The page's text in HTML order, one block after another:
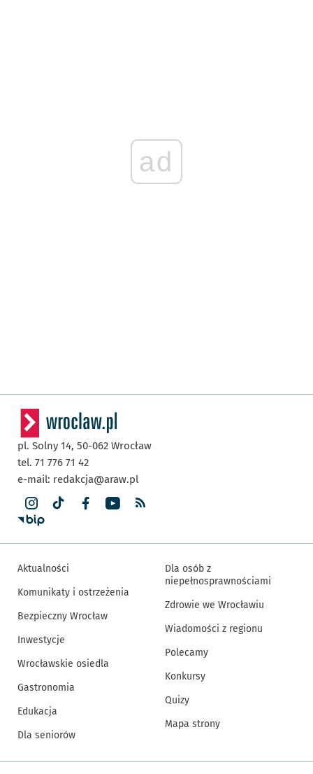
ad
pl. Solny 14, 50-062 Wrocław
tel. 71 776 71 42
e-mail: redakcja@araw.pl
Aktualności
Komunikaty i ostrzeżenia
Bezpieczny Wrocław
Inwestycje
Wrocławskie osiedla
Gastronomia
Edukacja
Dla seniorów
Dla osób z
niepełnosprawnościami
Zdrowie we Wrocławiu
Wiadomości z regionu
Polecamy
Konkursy
Quizy
Mapa strony